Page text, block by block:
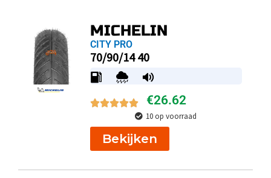
MICHELIN
CITY PRO
70/90/14 40
€26.62
10 op voorraad
Bekijken